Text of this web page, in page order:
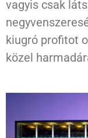
vagyis csak
kiugró profitot
közel